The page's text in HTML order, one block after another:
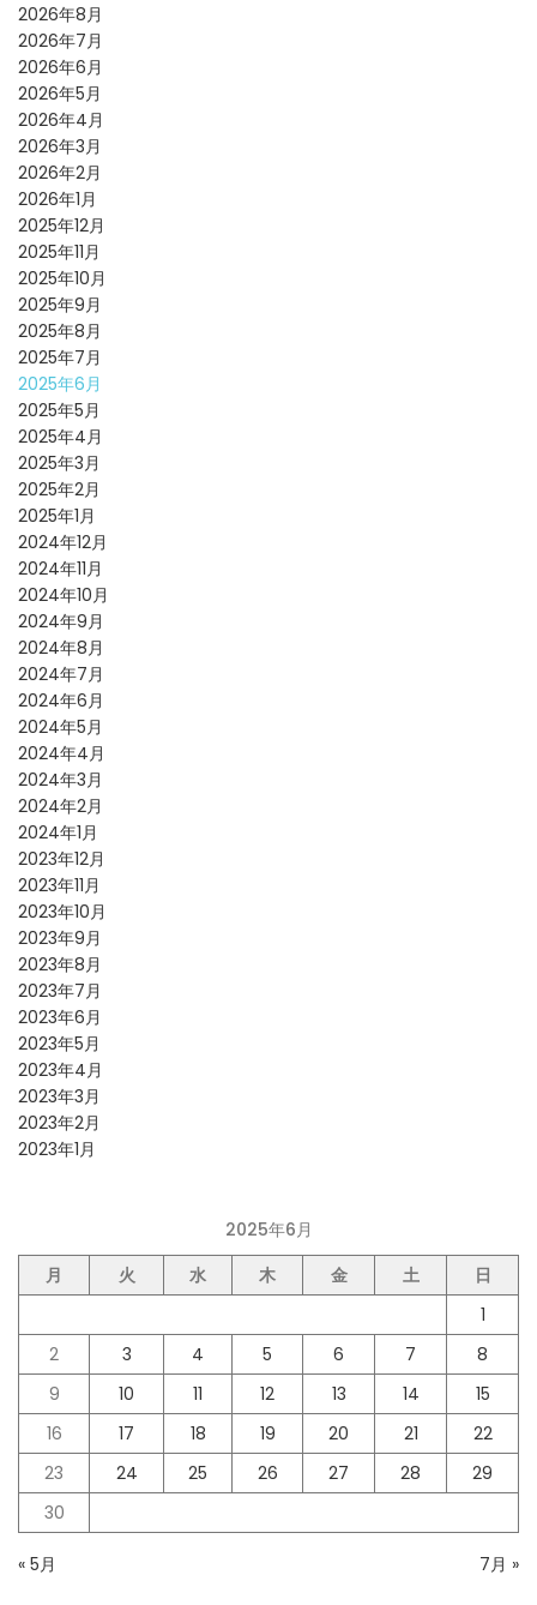
2026年8月
2026年7月
2026年6月
2026年5月
2026年4月
2026年3月
2026年2月
2026年1月
2025年12月
2025年11月
2025年10月
2025年9月
2025年8月
2025年7月
2025年6月
2025年5月
2025年4月
2025年3月
2025年2月
2025年1月
2024年12月
2024年11月
2024年10月
2024年9月
2024年8月
2024年7月
2024年6月
2024年5月
2024年4月
2024年3月
2024年2月
2024年1月
2023年12月
2023年11月
2023年10月
2023年9月
2023年8月
2023年7月
2023年6月
2023年5月
2023年4月
2023年3月
2023年2月
2023年1月
2025年6月
月
火 水 木 金 土
日
1
2
3 4 5 6 7
8
9
10 11 12 13 14
15
16
17 18 19 20 21
22
23
24 25 26 27 28
29
30
« 5月 7月 »